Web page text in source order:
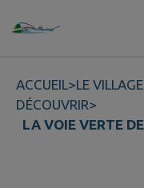
Contenu
ACCUEIL>LE VILLAGE
DÉCOUVRIR>
LA VOIE VERTE